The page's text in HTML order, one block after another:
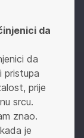
da
da
pristupa
prije
srcu.
znao.
je